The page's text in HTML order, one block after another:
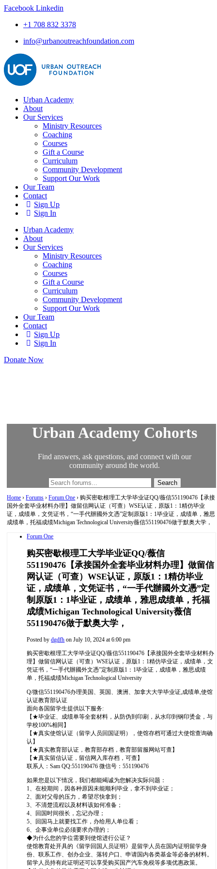
Facebook Linkedin
+1 708 832 3378
info@urbanoutreachfoundation.com
Urban Academy
About
Our Services
Ministry Resources
Coaching
Courses
Gift a Course
Curriculum
Community Development
Support Our Work
Our Team
Contact
Sign Up
Sign In
Urban Academy
About
Our Services
Ministry Resources
Coaching
Courses
Gift a Course
Curriculum
Community Development
Support Our Work
Our Team
Contact
Sign Up
Sign In
Donate Now
Urban Academy Cohorts
Find answers, ask questions, and connect with our
community around the world.
Home › Forums › Forum One › 购买密歇根理工大学毕业证QQ/薇信551190476【承接
国外全套毕业材料办理】做留信网认证（可查）WSE认证，原版1：1精仿毕业
证，成绩单，文凭证书，“一手代辦國外文憑”定制原版1：1毕业证，成绩单，雅思
成绩单，托福成绩Michigan Technological University薇信551190476做于默奥大学，
Forum One
购买密歇根理工大学毕业证QQ/薇信
551190476【承接国外全套毕业材料办理】做留信
网认证（可查）WSE认证，原版1：1精仿毕业
证，成绩单，文凭证书，“一手代辦國外文憑”定
制原版1：1毕业证，成绩单，雅思成绩单，托福
成绩Michigan Technological University薇信
551190476做于默奥大学，
Posted bydgdfh on July 10, 2024 at 6:00 pm
购买密歇根理工大学毕业证QQ/薇信551190476【承接国外全套毕业材料办
理】做留信网认证（可查）WSE认证，原版1：1精仿毕业证，成绩单，文
凭证书，“一手代辦國外文憑”定制原版1：1毕业证，成绩单，雅思成绩
单，托福成绩Michigan Technological University
Q/微信551190476办理美国、英国、澳洲、加拿大大学毕业证,成绩单,使馆
认证教育部认证
面向各国留学生提供以下服务:
【★毕业证、成绩单等全套材料，从防伪到印刷，从水印到钢印烫金，与
学校100%相同】
【★真实使馆认证（留学人员回国证明），使馆存档可通过大使馆查询确
认】
【★真实教育部认证，教育部存档，教育部留服网站可查】
【★真实留信认证，留信网入库存档，可查】
联系人：Sam QQ:551190476 微信号：551190476
如果您是以下情况，我们都能竭诚为您解决实际问题：
1、在校期间，因各种原因未能顺利毕业，拿不到毕业证；
2、面对父母的压力，希望尽快拿到；
3、不清楚流程以及材料该如何准备；
4、回国时间很长，忘记办理；
5、回国马上就要找工作，办给用人单位看；
6、企事业单位必须要求办理的；
◆为什么您的学位需要到使馆进行公证？
使馆教育处开具的《留学回国人员证明》是留学人员在国内证明留学身
份、联系工作、创办企业、落转户口、申请国内各类基金等必备的材料。
留学人员持有此证明还可以享受购买国产汽车免税等多项优惠政策。